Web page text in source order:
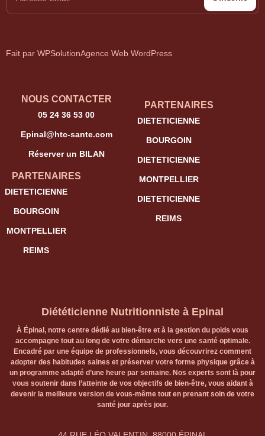
Fait par WPSolutionAgence Web WordPress
NOUS CONTACTER
05 24 36 53 00
Epinal@htc-sante.com
Réserver un BILAN
PARTENAIRES
DIETETICIENNE
BOURGOIN
MONTPELLIER
REIMS
PARTENAIRES
DIETETICIENNE
BOURGOIN
DIETETICIENNE
MONTPELLIER
DIETETICIENNE
REIMS
Diététicienne Nutritionniste à Epinal
À Épinal, notre centre dédié au bien-être et à la gestion du poids vous
accompagne tout au long de votre démarche vers une santé optimale.
Encadré par une équipe de professionnels, vous découvrirez comment
adopter des habitudes saines et préserver votre forme physique grâce à
un programme adapté d’une heure par semaine. Nos experts sont là pour
vous soutenir dans l’atteinte de vos objectifs de bien-être, vous aidant à
devenir la meilleure version de vous-même tout en prenant soin de votre
santé jour après jour.